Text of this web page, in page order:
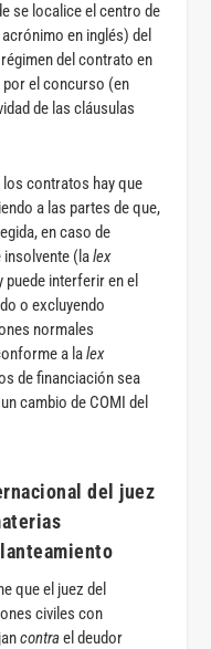
se localice el centro de
en inglés) del
del contrato en
el concurso (en
de las cláusulas
contratos hay que
a las partes de que,
en caso de
insolvente (lalex
puede interferir en el
o excluyendo
normales
a lalex
de financiación sea
cambio de COMI del
del juez
que el juez del
civiles con
contrael deudor